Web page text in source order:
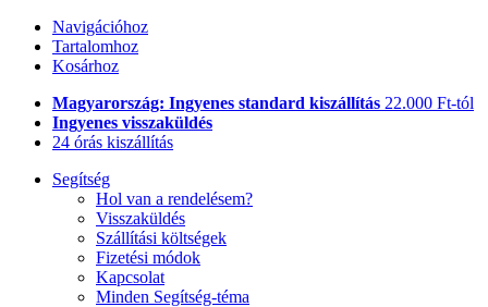
Navigációhoz
Tartalomhoz
Kosárhoz
Magyarország: Ingyenes standard kiszállítás 22.000 Ft-tól
Ingyenes visszaküldés
24 órás kiszállítás
Segítség
Hol van a rendelésem?
Visszaküldés
Szállítási költségek
Fizetési módok
Kapcsolat
Minden Segítség-téma